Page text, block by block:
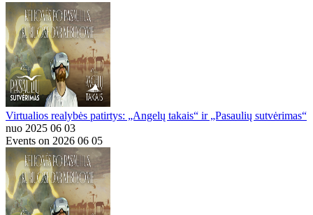
Virtualios realybės patirtys: „Angelų takais“ ir „Pasaulių sutvėrimas“
nuo 2025 06 03
Events on 2026 06 05